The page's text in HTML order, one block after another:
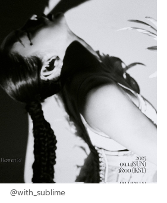
@with_sublime